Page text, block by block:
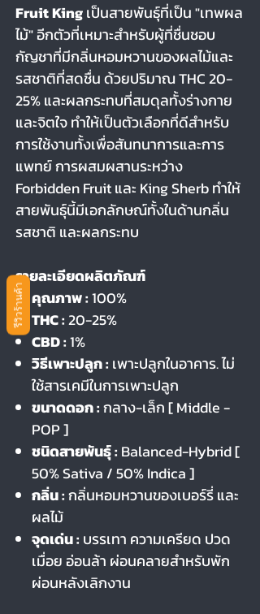
Fruit Kingเป็นสายพันธุ์ที่เป็น "เทพผล
ไม้" อีกตัวที่เหมาะสำหรับผู้ที่ชื่นชอบ
กัญชาที่มีกลิ่นหอมหวานของผลไม้และ
รสชาติที่สดชื่น ด้วยปริมาณ THC 20-
25% และผลกระทบที่สมดุลทั้งร่างกาย
และจิตใจ ทำให้เป็นตัวเลือกที่ดีสำหรับ
การใช้งานทั้งเพื่อสันทนาการและการ
แพทย์ การผสมผสานระหว่าง
Forbidden Fruit และ King Sherb ทำให้
สายพันธุ์นี้มีเอกลักษณ์ทั้งในด้านกลิ่น
รสชาติ และผลกระทบ
รายละเอียดผลิตภัณฑ์
คุณภาพ :100%
THC :20-25%
CBD :1%
วิธีเพาะปลูก : เพาะปลูกในอาคาร. ไม่
ใช้สารเคมีในการเพาะปลูก
ขนาดดอก:กลาง-เล็ก [ Middle -
POP ]
ชนิดสายพันธุ์ : Balanced-Hybrid [
50% Sativa / 50% Indica ]
กลิ่น :กลิ่นหอมหวานของเบอร์รี่ และ
ผลไม้
จุดเด่น : บรรเทา ความเครียด ปวด
เมื่อย อ่อนล้า ผ่อนคลายสำหรับพัก
ผ่อนหลังเลิกงาน
รีวิวร้านค้า